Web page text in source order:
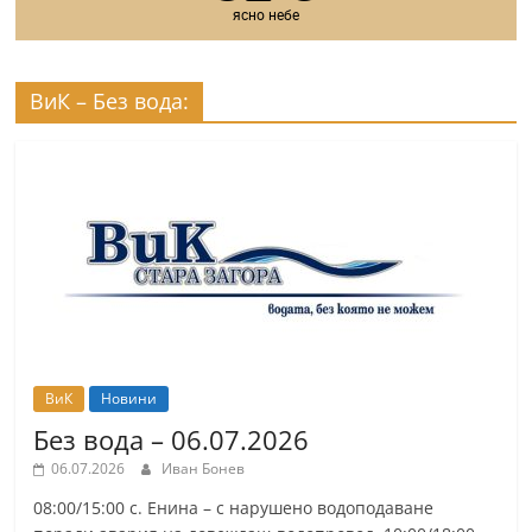
-
k
n
l
.
c
ясно небе
ВиК – Без вода:
ВиК Новини
Без вода – 06.07.2026
06.07.2026 Иван Бонев
08:00/15:00 с. Енина – с нарушено водоподаване